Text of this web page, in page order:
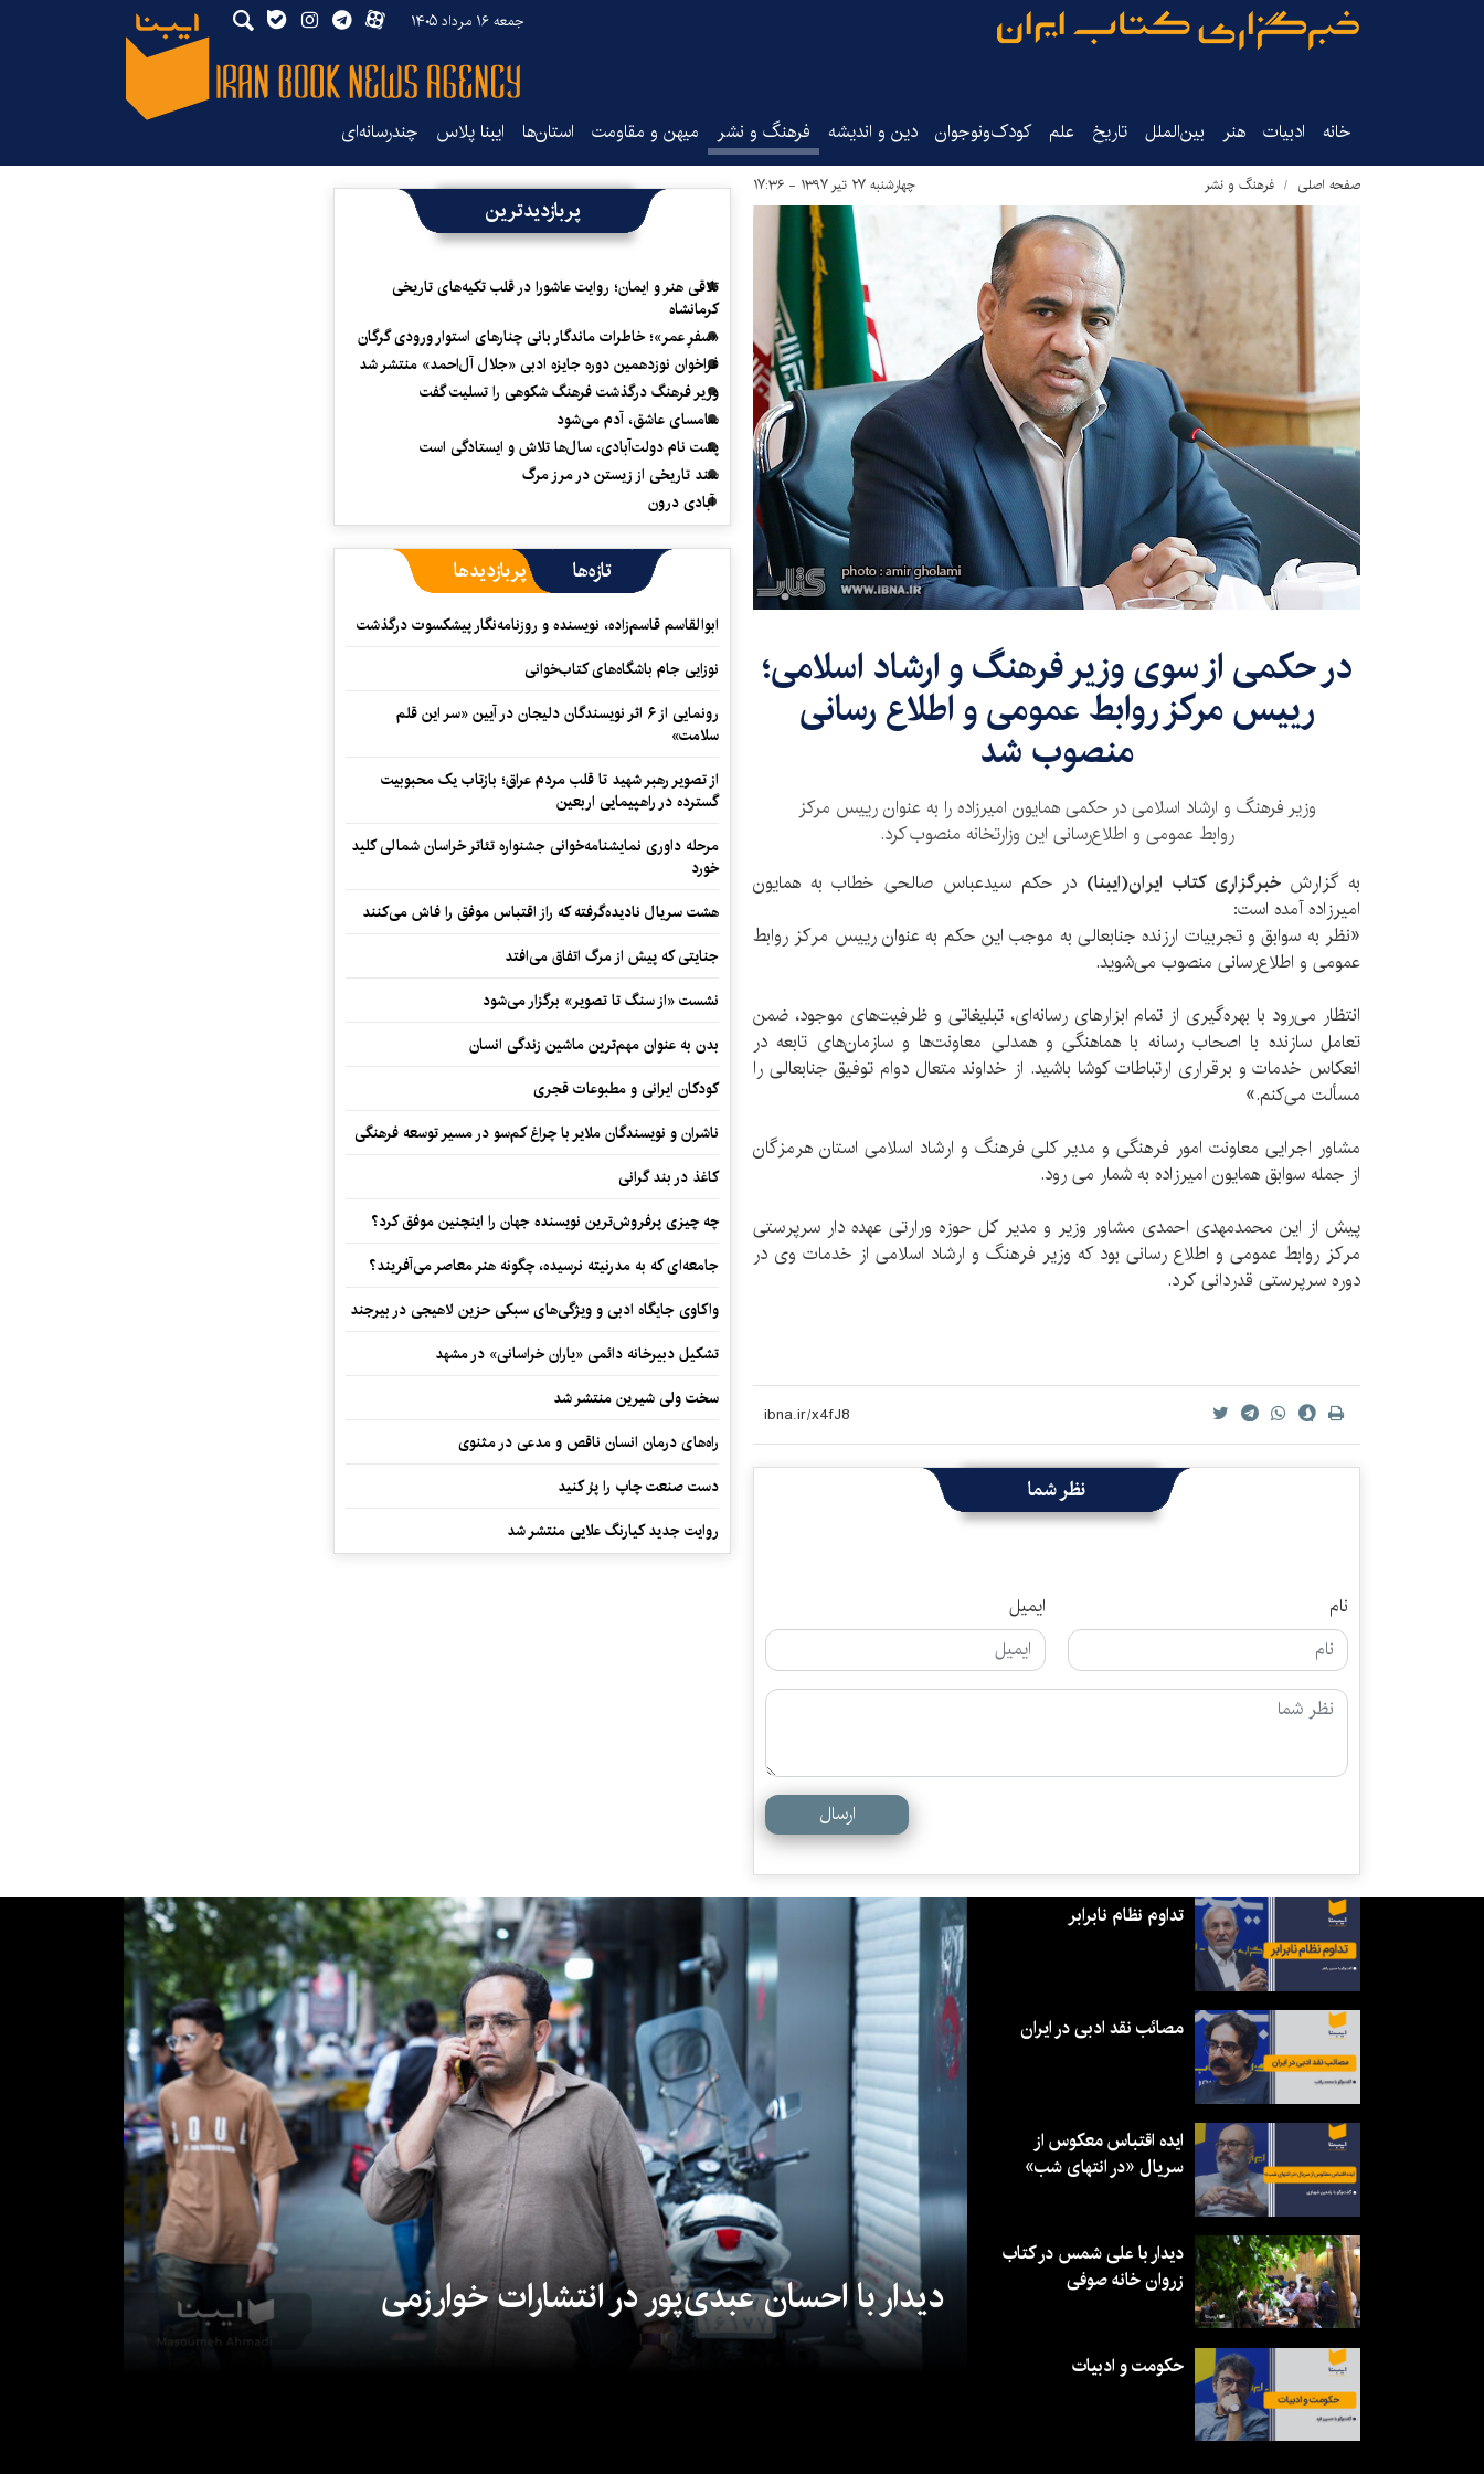
جمعه ۱۶ مرداد ۱۴۰۵
خانه ادبیات هنر بین‌الملل تاریخ‌ علم کودک‌ونوجوان دین و اندیشه فرهنگ و نشر میهن و مقاومت استان‌ها ایبنا پلاس چندرسانه‌ای
صفحه اصلی فرهنگ و نشر چهارشنبه ۲۷ تیر ۱۳۹۷ - ۱۷:۳۶
در حکمی از سوی وزیر فرهنگ و ارشاد اسلامی؛
رییس مرکز روابط عمومی و اطلاع رسانی
منصوب شد
وزیر فرهنگ و ارشاد اسلامی در حکمی همایون امیرزاده را به عنوان رییس مرکز
روابط عمومی و اطلاع‌رسانی این وزارتخانه منصوب کرد.
به گزارشخبرگزاری کتاب ایران(ایبنا) در حکم سیدعباس صالحی خطاب به همایون
امیرزاده آمده است:
«نظر به سوابق و تجربیات ارزنده جنابعالی به موجب این حکم به عنوان رییس مرکز روابط
عمومی و اطلاع‌رسانی منصوب می‌شوید.
انتظار می‌رود با بهره‌گیری از تمام ابزارهای رسانه‌ای، تبلیغاتی و ظرفیت‌های موجود، ضمن
تعامل سازنده با اصحاب رسانه با هماهنگی و همدلی معاونت‌ها و سازمان‌های تابعه در
انعکاس خدمات و برقراری ارتباطات کوشا باشید. از خداوند متعال دوام توفیق جنابعالی را
مسألت می‌کنم.»
مشاور اجرایی معاونت امور فرهنگی و مدیر کلی فرهنگ و ارشاد اسلامی استان هرمزگان
از جمله سوابق همایون امیرزاده به شمار می رود.
پیش از این محمدمهدی احمدی مشاور وزیر و مدیر کل حوزه ورارتی عهده دار سرپرستی
مرکز روابط عمومی و اطلاع رسانی بود که وزیر فرهنگ و ارشاد اسلامی از خدمات وی در
دوره سرپرستی قدردانی کرد.
نظر شما
نام ایمیل
ارسال
پربازدیدترین
تلاقی هنر و ایمان؛ روایت عاشورا در قلب تکیه‌های تاریخی
کرمانشاه
«سفرِ عمر»؛ خاطرات ماندگار بانی چنارهای استوار ورودی گرگان
فراخوان نوزدهمین دوره جایزه ادبی «جلال آل‌احمد» منتشر شد
وزیر فرهنگ درگذشت فرهنگ شکوهی را تسلیت گفت
سامسای عاشق، آدم می‌شود
پشت نام دولت‌آبادی، سال‌ها تلاش و ایستادگی است
سند تاریخی از زیستن در مرز مرگ
آبادی درون
تازه‌ها پربازدیدها
ابوالقاسم قاسم‌زاده، نویسنده و روزنامه‌نگار پیشکسوت درگذشت
نوزایی جام باشگاه‌های کتاب‌خوانی
رونمایی از ۶ اثر نویسندگان دلیجان در آیین «سر این قلم
سلامت»
از تصویر رهبر شهید تا قلب مردم عراق؛ بازتاب یک محبوبیت
گسترده در راهپیمایی اربعین
مرحله داوری نمایشنامه‌خوانی جشنواره تئاتر خراسان شمالی کلید
خورد
هشت سریال نادیده‌گرفته که راز اقتباس موفق را فاش می‌کنند
جنایتی که پیش از مرگ اتفاق می‌افتد
نشست «از سنگ تا تصویر» برگزار می‌شود
بدن به عنوان مهم‌ترین ماشین زندگی انسان
کودکان ایرانی و مطبوعات قجری
ناشران و نویسندگان ملایر با چراغ کم‌سو در مسیر توسعه فرهنگی
کاغذ در بند گرانی
چه چیزی پرفروش‌ترین نویسنده جهان را اینچنین موفق کرد؟
جامعه‌ای که به مدرنیته نرسیده، چگونه هنر معاصر می‌آفریند؟
واکاوی جایگاه ادبی و ویژگی‌های سبکی حزین لاهیجی در بیرجند
تشکیل دبیرخانه دائمی «یاران خراسانی» در مشهد
سخت ولی شیرین منتشر شد
راه‌های درمان انسان ناقص و مدعی در مثنوی
دست صنعت چاپ را پرُ کنید
روایت جدید کیارنگ علایی منتشر شد
دیدار با احسان عبدی‌پور در انتشارات خوارزمی
تداوم نظام نابرابر
مصائب نقد ادبی در ایران
ایده اقتباس معکوس از
سریال «در انتهای شب»
دیدار با علی شمس در کتاب
زروان خانه صوفی
حکومت و ادبیات